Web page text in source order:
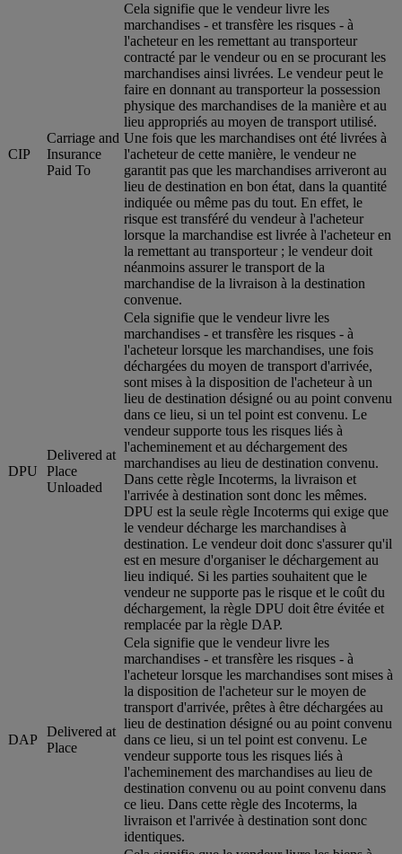
CIP
Carriage and
Insurance
Paid To
Cela signifie que le vendeur livre les
marchandises - et transfère les risques - à
l'acheteur en les remettant au transporteur
contracté par le vendeur ou en se procurant les
marchandises ainsi livrées. Le vendeur peut le
faire en donnant au transporteur la possession
physique des marchandises de la manière et au
lieu appropriés au moyen de transport utilisé.
Une fois que les marchandises ont été livrées à
l'acheteur de cette manière, le vendeur ne
garantit pas que les marchandises arriveront au
lieu de destination en bon état, dans la quantité
indiquée ou même pas du tout. En effet, le
risque est transféré du vendeur à l'acheteur
lorsque la marchandise est livrée à l'acheteur en
la remettant au transporteur ; le vendeur doit
néanmoins assurer le transport de la
marchandise de la livraison à la destination
convenue.
DPU
Delivered at
Place
Unloaded
Cela signifie que le vendeur livre les
marchandises - et transfère les risques - à
l'acheteur lorsque les marchandises, une fois
déchargées du moyen de transport d'arrivée,
sont mises à la disposition de l'acheteur à un
lieu de destination désigné ou au point convenu
dans ce lieu, si un tel point est convenu. Le
vendeur supporte tous les risques liés à
l'acheminement et au déchargement des
marchandises au lieu de destination convenu.
Dans cette règle Incoterms, la livraison et
l'arrivée à destination sont donc les mêmes.
DPU est la seule règle Incoterms qui exige que
le vendeur décharge les marchandises à
destination. Le vendeur doit donc s'assurer qu'il
est en mesure d'organiser le déchargement au
lieu indiqué. Si les parties souhaitent que le
vendeur ne supporte pas le risque et le coût du
déchargement, la règle DPU doit être évitée et
remplacée par la règle DAP.
DAP
Delivered at
Place
Cela signifie que le vendeur livre les
marchandises - et transfère les risques - à
l'acheteur lorsque les marchandises sont mises à
la disposition de l'acheteur sur le moyen de
transport d'arrivée, prêtes à être déchargées au
lieu de destination désigné ou au point convenu
dans ce lieu, si un tel point est convenu. Le
vendeur supporte tous les risques liés à
l'acheminement des marchandises au lieu de
destination convenu ou au point convenu dans
ce lieu. Dans cette règle des Incoterms, la
livraison et l'arrivée à destination sont donc
identiques.